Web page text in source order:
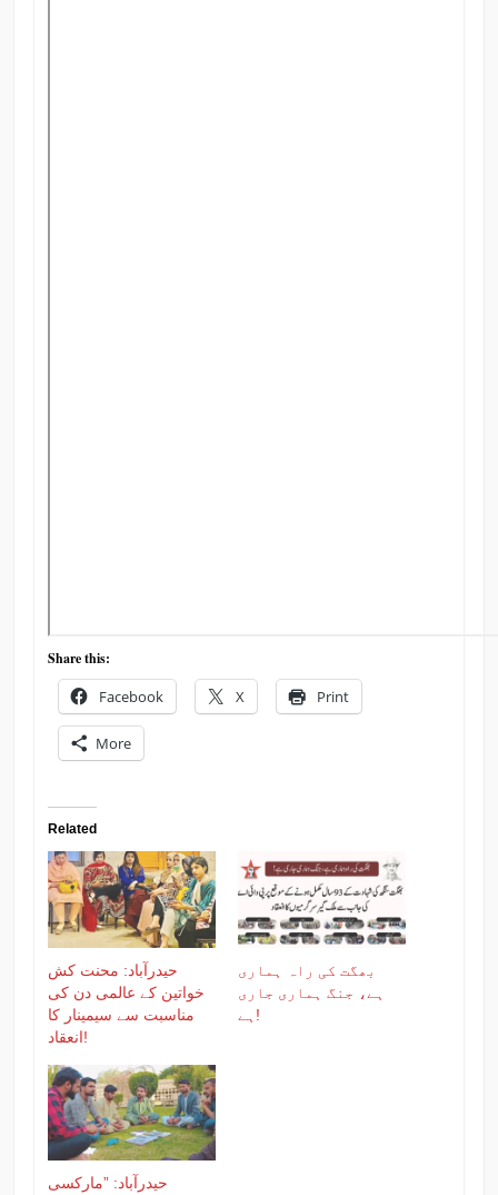
Share this:
Facebook X Print
More
Related
حیدرآباد: محنت کش
خواتین کے عالمی دن کی
مناسبت سے سیمینار کا
انعقاد!
بھگت کی راہ ہماری
ہے، جنگ ہماری جاری
ہے!
حیدرآباد: ”مارکسی